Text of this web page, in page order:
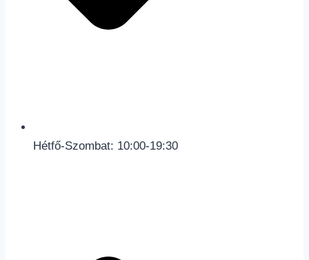
Hétfő-Szombat: 10:00-19:30